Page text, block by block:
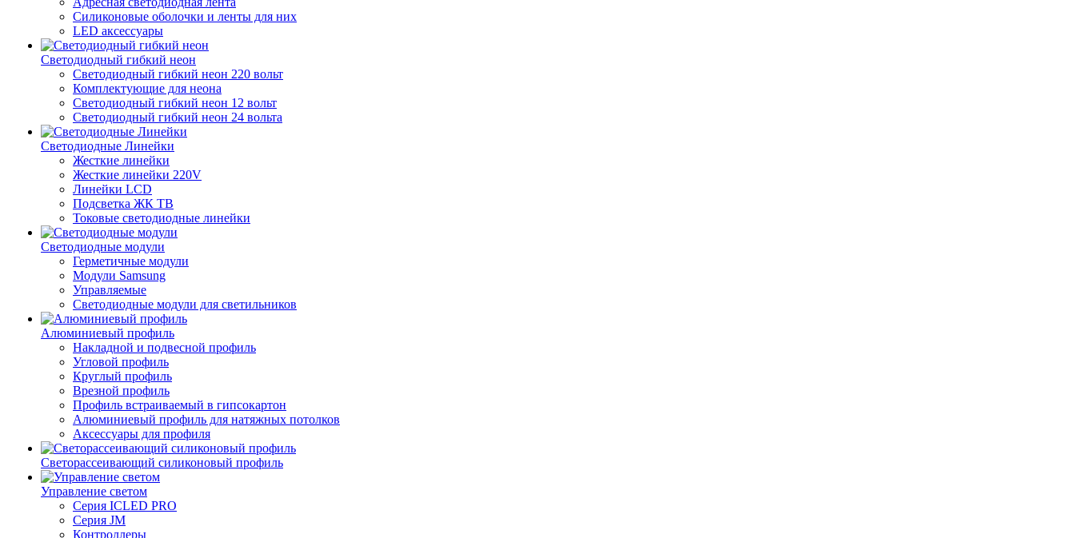
Силиконовые оболочки и ленты для них
LED аксессуары
Светодиодный гибкий неон
Светодиодный гибкий неон 220 вольт
Комплектующие для неона
Светодиодный гибкий неон 12 вольт
Светодиодный гибкий неон 24 вольта
Светодиодные Линейки
Жесткие линейки
Жесткие линейки 220V
Линейки LCD
Подсветка ЖК ТВ
Токовые светодиодные линейки
Светодиодные модули
Герметичные модули
Модули Samsung
Управляемые
Светодиодные модули для светильников
Алюминиевый профиль
Накладной и подвесной профиль
Угловой профиль
Круглый профиль
Врезной профиль
Профиль встраиваемый в гипсокартон
Алюминиевый профиль для натяжных потолков
Аксессуары для профиля
Светорассеивающий силиконовый профиль
Управление светом
Серия ICLED PRO
Серия JM
Контроллеры